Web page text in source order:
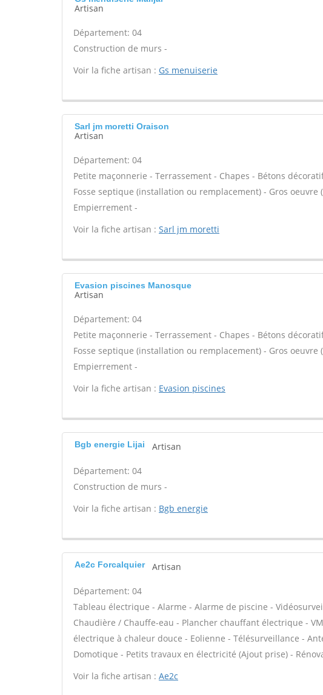
Artisan
Département: 04
Construction de murs -
Voir la fiche artisan : Gs menuiserie
Sarl jm moretti Oraison
Artisan
Département: 04
Petite maçonnerie - Terrassement - Chapes - Bétons
Fosse septique (installation ou remplacement) - Gros
Empierrement -
Voir la fiche artisan : Sarl jm moretti
Evasion piscines Manosque
Artisan
Département: 04
Petite maçonnerie - Terrassement - Chapes - Bétons
Fosse septique (installation ou remplacement) - Gros
Empierrement -
Voir la fiche artisan : Evasion piscines
Bgb energie Lijai Artisan
Département: 04
Construction de murs -
Voir la fiche artisan : Bgb energie
Ae2c Forcalquier Artisan
Département: 04
Tableau électrique - Alarme - Alarme de piscine -
Chaudière / Chauffe-eau - Plancher chauffant électrique -
électrique à chaleur douce - Eolienne - Télésurveillance -
Domotique - Petits travaux en électricité (Ajout prise) -
Voir la fiche artisan : Ae2c